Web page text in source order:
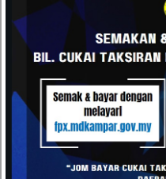
JABATAN
HUBUNGI
Datang dan kunjungi
kepada kami pada bila-bila
kepada semua cadangan
Majlis Daerah
Kampar, Jalan